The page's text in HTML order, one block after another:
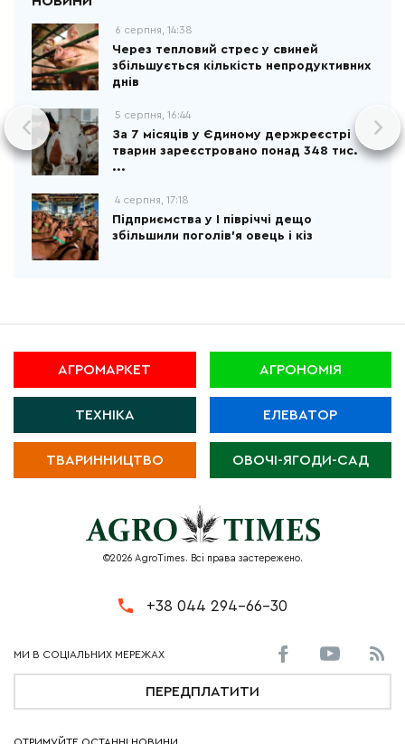
6 серпня, 14:38
Через тепловий стрес у свиней
збільшується кількість непродуктивних
днів
5 серпня, 16:44
За 7 місяців у Єдиному держреєстрі
тварин зареєстровано понад 348 тис.
...
4 серпня, 17:18
Підприємства у І півріччі дещо
збільшили поголів'я овець і кіз
АГРОМАРКЕТ АГРОНОМІЯ
ТЕХНІКА ЕЛЕВАТОР
ТВАРИННИЦТВО ОВОЧІ-ЯГОДИ-САД
©2026 AgroTimes. Всі права застережено.
+38 044 294-66-30
ПЕРЕДПЛАТИТИ